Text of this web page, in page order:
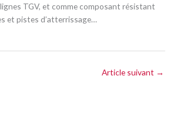
TGV, et comme composant résistant
et pistes d’atterrissage…
Article suivant →